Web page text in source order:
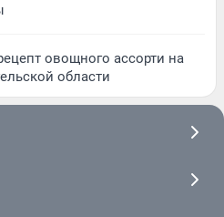
овощного ассорти на
области